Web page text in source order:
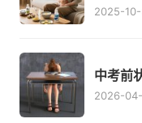
2025-10-
中考前
2026-